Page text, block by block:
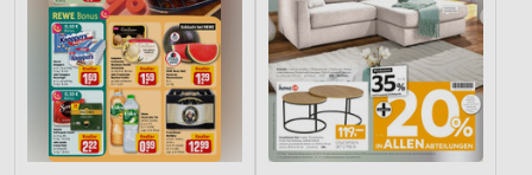
Performance
Funktional
Werbung